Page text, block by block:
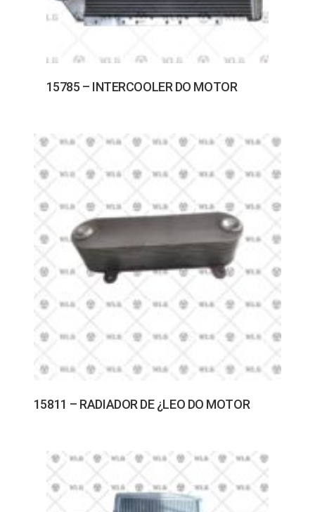
15785 – INTERCOOLER DO MOTOR
15811 – RADIADOR DE ¿LEO DO MOTOR